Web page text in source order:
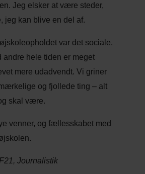
Jeg elsker at være steder,
jeg kan blive en del af.
var det sociale.
hele tiden er meget
mere udadvendt. Vi griner
og fjollede ting – alt
skal være.
venner, og fællesskabet med
Journalistik